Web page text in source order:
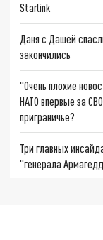
Starlink
Даня с Дашей
закончились
"Очень плохие
НАТО впервые за
приграничье?
Три главных
"генерала